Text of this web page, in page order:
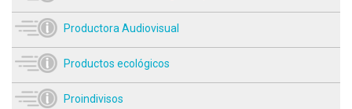
Productora Audiovisual
Productos ecológicos
Proindivisos